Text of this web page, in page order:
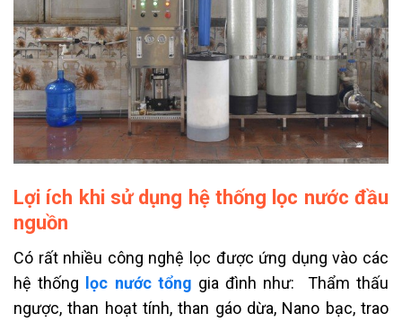
Lợi ích khi sử dụng hệ thống lọc nước đầu
nguồn
Có rất nhiều công nghệ lọc được ứng dụng vào các
hệ thống
lọc nước tổng gia đình như: Thẩm thấu
ngược, than hoạt tính, than gáo dừa, Nano bạc, trao